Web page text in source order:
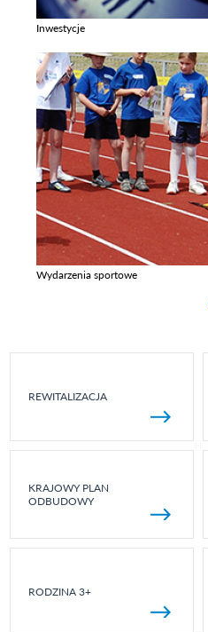
Inwestycje
Wydarzenia sportowe
REWITALIZACJA
KRAJOWY PLAN
ODBUDOWY
RODZINA 3+